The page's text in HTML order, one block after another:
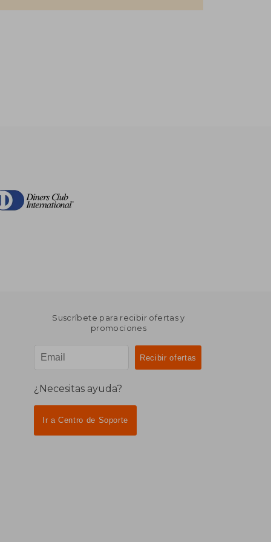
Suscríbete para recibir ofertas y
promociones
¿Necesitas ayuda?
Ir a Centro de Soporte